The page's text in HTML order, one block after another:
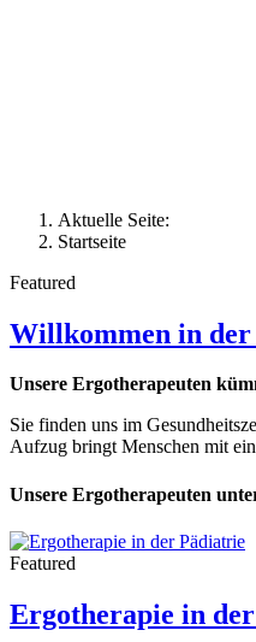
Aktuelle Seite:
Startseite
Featured
Willkommen in
Unsere Ergotherapeuten
Sie finden uns im
Aufzug bringt Menschen mit
Unsere Ergotherapeuten
Featured
Ergotherapie in